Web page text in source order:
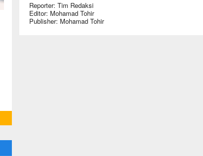
Reporter: Tim Redaksi
Editor: Mohamad Tohir
Publisher: Mohamad Tohir